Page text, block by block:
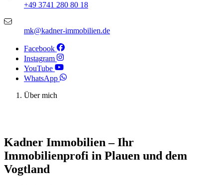
+49 3741 280 80 18
mk@kadner-immobilien.de
Facebook
Instagram
YouTube
WhatsApp
Über mich
Kadner Immobilien – Ihr
Immobilienprofi in Plauen und dem
Vogtland